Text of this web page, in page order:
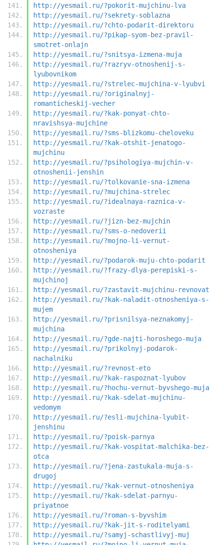
http://yesmail.ru/?pokorit-mujchinu-lva
http://yesmail.ru/?sekrety-soblazna
http://yesmail.ru/?chto-podarit-direktoru
http://yesmail.ru/?pikap-syom-bez-pravil-
smotret-onlajn
http://yesmail.ru/?snitsya-izmena-muja
http://yesmail.ru/?razryv-otnoshenij-s-
lyubovnikom
http://yesmail.ru/?strelec-mujchina-v-lyubvi
http://yesmail.ru/?originalnyj-
romanticheskij-vecher
http://yesmail.ru/?kak-ponyat-chto-
nravishsya-mujchine
http://yesmail.ru/?sms-blizkomu-cheloveku
http://yesmail.ru/?kak-otshit-jenatogo-
mujchinu
http://yesmail.ru/?psihologiya-mujchin-v-
otnoshenii-jenshin
http://yesmail.ru/?tolkovanie-sna-izmena
http://yesmail.ru/?mujchina-strelec
http://yesmail.ru/?idealnaya-raznica-v-
vozraste
http://yesmail.ru/?jizn-bez-mujchin
http://yesmail.ru/?sms-o-nedoverii
http://yesmail.ru/?mojno-li-vernut-
otnosheniya
http://yesmail.ru/?podarok-muju-chto-podarit
http://yesmail.ru/?frazy-dlya-perepiski-s-
mujchinoj
http://yesmail.ru/?zastavit-mujchinu-revnovat
http://yesmail.ru/?kak-naladit-otnosheniya-s-
mujem
http://yesmail.ru/?prisnilsya-neznakomyj-
mujchina
http://yesmail.ru/?gde-najti-horoshego-muja
http://yesmail.ru/?prikolnyj-podarok-
nachalniku
http://yesmail.ru/?revnost-eto
http://yesmail.ru/?kak-raspoznat-lyubov
http://yesmail.ru/?hochu-vernut-byvshego-muja
http://yesmail.ru/?kak-sdelat-mujchinu-
vedomym
http://yesmail.ru/?esli-mujchina-lyubit-
jenshinu
http://yesmail.ru/?poisk-parnya
http://yesmail.ru/?kak-vospitat-malchika-bez-
otca
http://yesmail.ru/?jena-zastukala-muja-s-
drugoj
http://yesmail.ru/?kak-vernut-otnosheniya
http://yesmail.ru/?kak-sdelat-parnyu-
priyatnoe
http://yesmail.ru/?roman-s-byvshim
http://yesmail.ru/?kak-jit-s-roditelyami
http://yesmail.ru/?samyj-schastlivyj-muj